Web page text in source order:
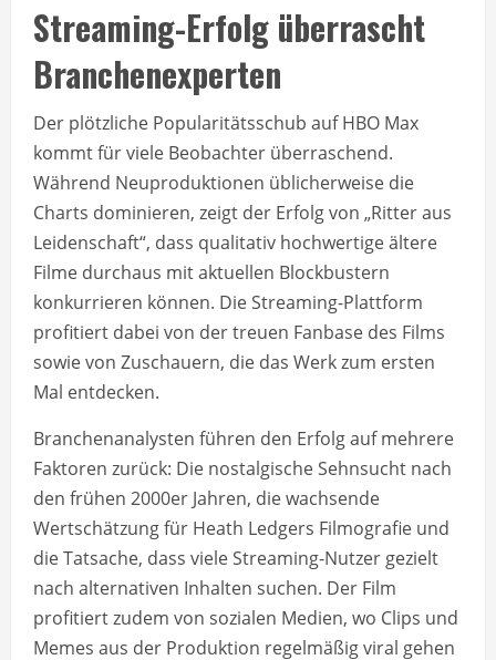
Streaming-Erfolg überrascht
Branchenexperten
Der plötzliche Popularitätsschub auf HBO Max
kommt für viele Beobachter überraschend.
Während Neuproduktionen üblicherweise die
Charts dominieren, zeigt der Erfolg von „Ritter aus
Leidenschaft“, dass qualitativ hochwertige ältere
Filme durchaus mit aktuellen Blockbustern
konkurrieren können. Die Streaming-Plattform
profitiert dabei von der treuen Fanbase des Films
sowie von Zuschauern, die das Werk zum ersten
Mal entdecken.
Branchenanalysten führen den Erfolg auf mehrere
Faktoren zurück: Die nostalgische Sehnsucht nach
den frühen 2000er Jahren, die wachsende
Wertschätzung für Heath Ledgers Filmografie und
die Tatsache, dass viele Streaming-Nutzer gezielt
nach alternativen Inhalten suchen. Der Film
profitiert zudem von sozialen Medien, wo Clips und
Memes aus der Produktion regelmäßig viral gehen